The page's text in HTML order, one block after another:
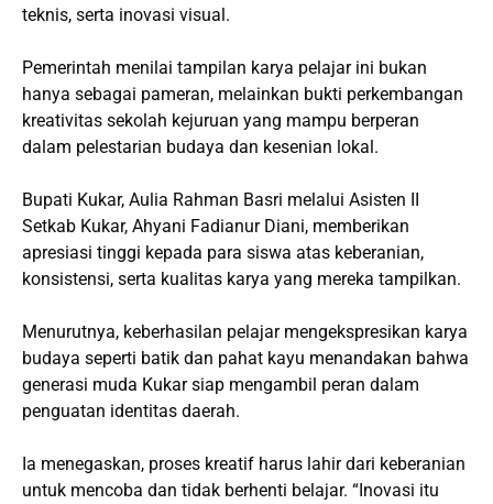
teknis, serta inovasi visual.
Pemerintah menilai tampilan karya pelajar ini bukan
hanya sebagai pameran, melainkan bukti perkembangan
kreativitas sekolah kejuruan yang mampu berperan
dalam pelestarian budaya dan kesenian lokal.
Bupati Kukar, Aulia Rahman Basri melalui Asisten II
Setkab Kukar, Ahyani Fadianur Diani, memberikan
apresiasi tinggi kepada para siswa atas keberanian,
konsistensi, serta kualitas karya yang mereka tampilkan.
Menurutnya, keberhasilan pelajar mengekspresikan karya
budaya seperti batik dan pahat kayu menandakan bahwa
generasi muda Kukar siap mengambil peran dalam
penguatan identitas daerah.
Ia menegaskan, proses kreatif harus lahir dari keberanian
untuk mencoba dan tidak berhenti belajar. “Inovasi itu